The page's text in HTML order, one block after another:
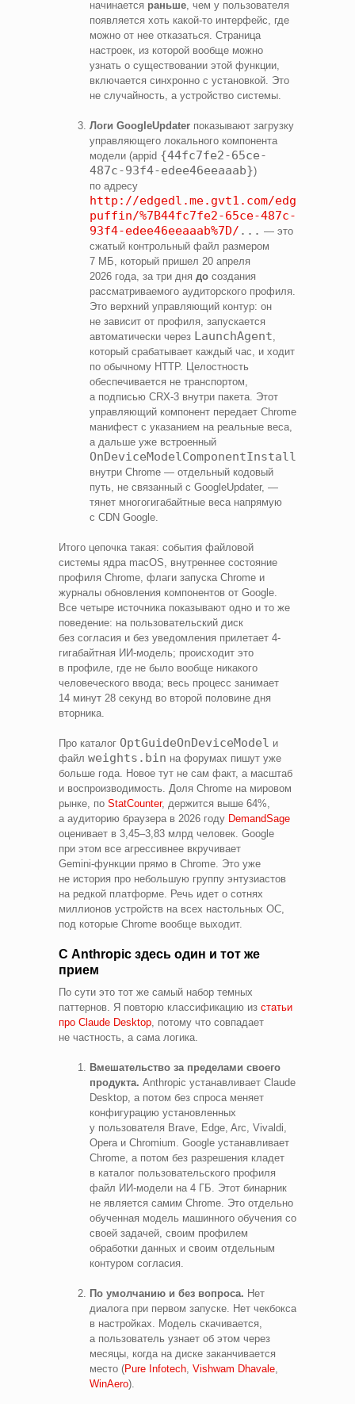
начинается раньше , чем у пользователя
появляется хоть какой‑то интерфейс, где
можно от нее отказаться. Страница
настроек, из которой вообще можно
узнать о существовании этой функции,
включается синхронно с установкой. Это
не случайность, а устройство системы.
Логи GoogleUpdater показывают загрузку
управляющего локального компонента
модели (appid {44fc7fe2-65ce-
487c-93f4-edee46eeaaab})
по адресу
http://edgedl.me.gvt1.com/edgedl/
puffin/%7B44fc7fe2-65ce-487c-
93f4-edee46eeaaab%7D/ ... — это
сжатый контрольный файл размером
7 МБ, который пришел 20 апреля
2026 года, за три дня до создания
рассматриваемого аудиторского профиля.
Это верхний управляющий контур: он
не зависит от профиля, запускается
автоматически через LaunchAgent
который срабатывает каждый час, и ходит
по обычному HTTP. Целостность
обеспечивается не транспортом,
а подписью CRX-3 внутри пакета. Этот
управляющий компонент передает Chrome
манифест с указанием на реальные веса,
а дальше уже встроенный
OnDeviceModelComponentInstaller
внутри Chrome — отдельный кодовый
путь, не связанный с GoogleUpdater, —
тянет многогигабайтные веса напрямую
с CDN Google.
Итого цепочка такая: события файловой
системы ядра macOS, внутреннее состояние
профиля Chrome, флаги запуска Chrome и
журналы обновления компонентов от Google.
Все четыре источника показывают одно и то же
поведение: на пользовательский диск
без согласия и без уведомления прилетает 4-
гигабайтная ИИ‑модель; происходит это
в профиле, где не было вообще никакого
человеческого ввода; весь процесс занимает
14 минут 28 секунд во второй половине дня
вторника.
Про каталог OptGuideOnDeviceModel и
файл weights.bin на форумах пишут уже
больше года. Новое тут не сам факт, а масштаб
и воспроизводимость. Доля Chrome на мировом
рынке, по StatCounter, держится выше 64%,
а аудиторию браузера в 2026 году DemandSage
оценивает в 3,45–3,83 млрд человек. Google
при этом все агрессивнее вкручивает
Gemini‑функции прямо в Chrome. Это уже
не история про небольшую группу энтузиастов
на редкой платформе. Речь идет о сотнях
миллионов устройств на всех настольных ОС,
под которые Chrome вообще выходит.
С Anthropic здесь один и тот же
прием
По сути это тот же самый набор темных
паттернов. Я повторю классификацию из статьи
про Claude Desktop, потому что совпадает
не частность, а сама логика.
Вмешательство за пределами своего
продукта. Anthropic устанавливает Claude
Desktop, а потом без спроса меняет
конфигурацию установленных
у пользователя Brave, Edge, Arc, Vivaldi,
Opera и Chromium. Google устанавливает
Chrome, а потом без разрешения кладет
в каталог пользовательского профиля
файл ИИ‑модели на 4 ГБ. Этот бинарник
не является самим Chrome. Это отдельно
обученная модель машинного обучения со
своей задачей, своим профилем
обработки данных и своим отдельным
контуром согласия.
По умолчанию и без вопроса. Нет
диалога при первом запуске. Нет чекбокса
в настройках. Модель скачивается,
а пользователь узнает об этом через
месяцы, когда на диске заканчивается
место (Pure Infotech, Vishwam Dhavale,
WinAero).